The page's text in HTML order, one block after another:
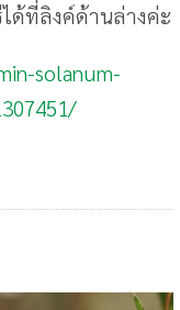
ด้ที่ลิงค์ด้านล่างค่ะ
solanum-